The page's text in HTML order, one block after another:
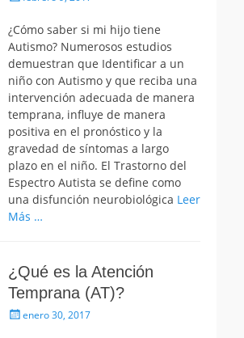
¿Cómo saber si mi hijo tiene
Autismo? Numerosos estudios
demuestran que Identificar a un
niño con Autismo y que reciba una
intervención adecuada de manera
temprana, influye de manera
positiva en el pronóstico y la
gravedad de síntomas a largo
plazo en el niño. El Trastorno del
Espectro Autista se define como
una disfunción neurobiológica Leer
Más …
¿Qué es la Atención
Temprana (AT)?
Publicado
enero 30, 2017